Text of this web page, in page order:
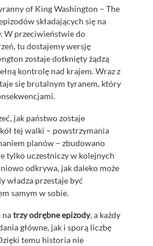
of King Washington – The
składających się na
W przeciwieństwie do
tu dostajemy wersję
zostaje dotknięty żądzą
kontrolę nad krajem. Wraz z
się brutalnym tyranem, który
jak państwo zostaje
tej walki – powstrzymania
planów – zbudowano
tylko uczestniczy w kolejnych
odkrywa, jak daleko może
władza przestaje być
samym w sobie.
natrzy odrębne epizody, a każdy
główne, jak i sporą liczbę
temu historia nie